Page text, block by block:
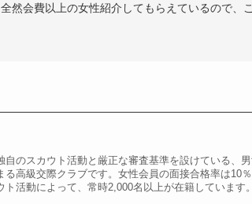
然会費以上の女性紹介してもらえているので、
自のスカウト活動と厳正な審査基準を設けている、
る高級交際クラブです。女性会員の面接合格率は10
ト活動によって、常時2,000名以上が在籍しています。